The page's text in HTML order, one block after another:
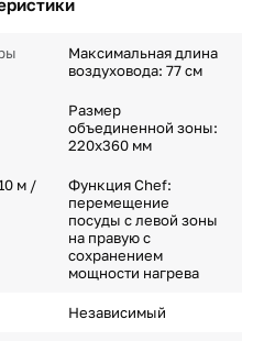
Максимальная длина
воздуховода: 77 см
Размер
объединенной зоны:
220х360 мм
м /
Функция Chef:
перемещение
посуды с левой зоны
на правую с
сохранением
мощности нагрева
Независимый